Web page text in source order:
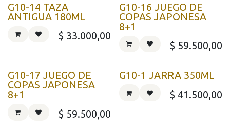
G10-14 TAZA
ANTIGUA 180ML
$ 33.000,00
G10-16 JUEGO DE
COPAS JAPONESA
8+1
$ 59.500,00
G10-17 JUEGO DE
COPAS JAPONESA
8+1
$ 59.500,00
G10-1 JARRA 350ML
$ 41.500,00